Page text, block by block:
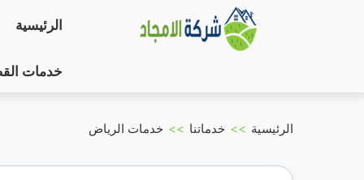
الرئيسية
خدمات
الرئيسية >> خدماتنا >> خدمات الرياض